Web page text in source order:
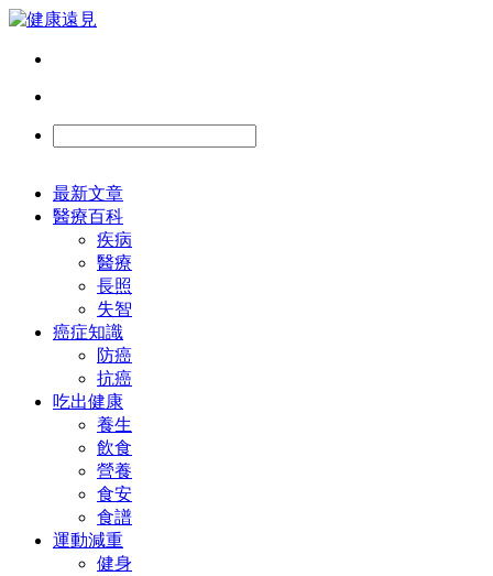
最新文章
醫療百科
疾病
醫療
長照
失智
癌症知識
防癌
抗癌
吃出健康
養生
飲食
營養
食安
食譜
運動減重
健身